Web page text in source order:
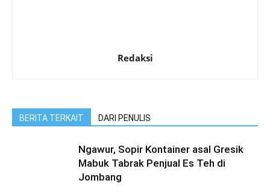
Redaksi
BERITA TERKAIT DARI PENULIS
Ngawur, Sopir Kontainer asal Gresik
Mabuk Tabrak Penjual Es Teh di
Jombang